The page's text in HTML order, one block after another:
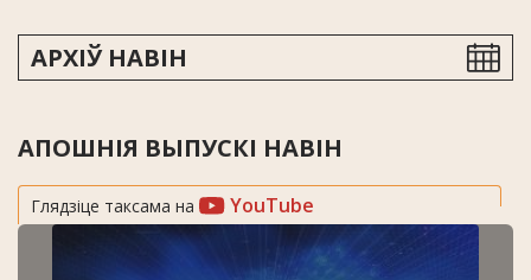
АРХІЎ НАВІН
АПОШНІЯ ВЫПУСКІ НАВІН
Глядзіце таксама на YouTube